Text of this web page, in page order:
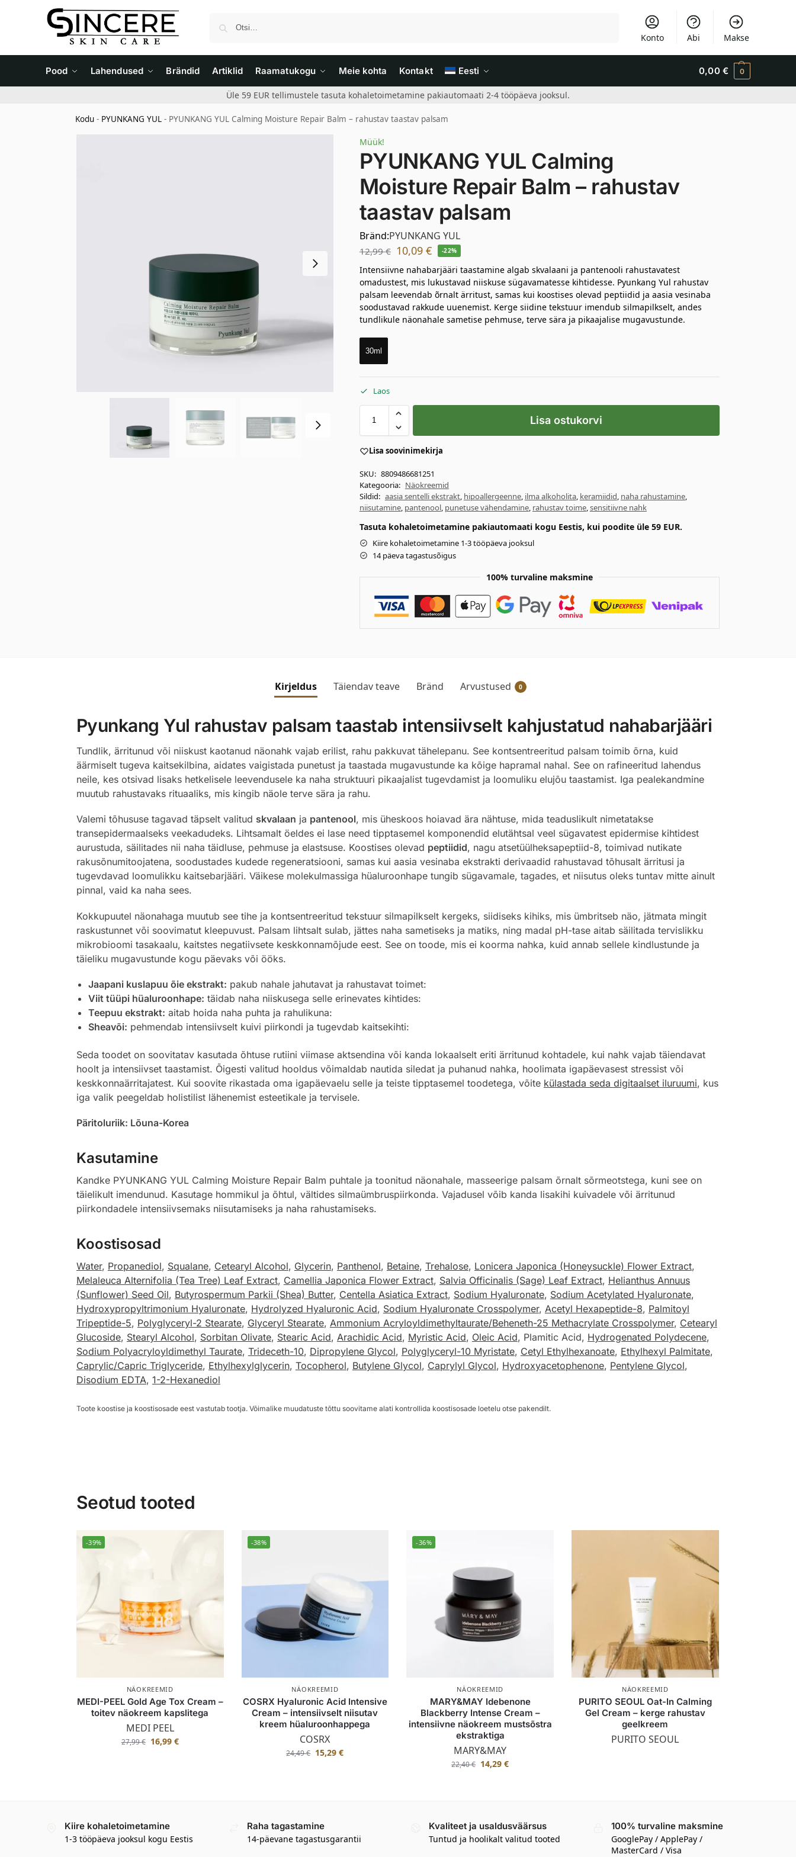
Konto Abi Makse
Pood Lahendused Brändid Artiklid Raamatukogu Meie kohta Kontakt Eesti 0,00 € 0
Üle 59 EUR tellimustele tasuta kohaletoimetamine pakiautomaati 2-4 tööpäeva jooksul.
Kodu - PYUNKANG YUL - PYUNKANG YUL Calming Moisture Repair Balm – rahustav taastav palsam
Müük!
PYUNKANG YUL Calming
Moisture Repair Balm – rahustav
taastav palsam
Bränd:PYUNKANG YUL
12,99€ 10,09 € -22%
Intensiivne nahabarjääri taastamine algab skvalaani ja pantenooli rahustavatest
omadustest, mis lukustavad niiskuse sügavamatesse kihtidesse. Pyunkang Yul rahustav
palsam leevendab õrnalt ärritust, samas kui koostises olevad peptiidid ja aasia vesinaba
soodustavad rakkude uuenemist. Kerge siidine tekstuur imendub silmapilkselt, andes
tundlikule näonahale sametise pehmuse, terve sära ja pikaajalise mugavustunde.
30ml
Laos
Lisa ostukorvi
Lisa soovinimekirja
SKU: 8809486681251
Kategooria: Näokreemid
Sildid: aasia sentelli ekstrakt, hipoallergeenne, ilma alkoholita, keramiidid, naha rahustamine,
niisutamine, pantenool, punetuse vähendamine, rahustav toime,sensitiivne nahk
Tasuta kohaletoimetamine pakiautomaati kogu Eestis, kui poodite üle 59 EUR.
Kiire kohaletoimetamine 1-3 tööpäeva jooksul
14 päeva tagastusõigus
100% turvaline maksmine
Kirjeldus Täiendav teave Bränd Arvustused 0
Pyunkang Yul rahustav palsam taastab intensiivselt kahjustatud nahabarjääri
Tundlik, ärritunud või niiskust kaotanud näonahk vajab erilist, rahu pakkuvat tähelepanu. See kontsentreeritud palsam toimib õrna, kuid
äärmiselt tugeva kaitsekilbina, aidates vaigistada punetust ja taastada mugavustunde ka kõige hapramal nahal. See on rafineeritud lahendus
neile, kes otsivad lisaks hetkelisele leevendusele ka naha struktuuri pikaajalist tugevdamist ja loomuliku elujõu taastamist. Iga pealekandmine
muutub rahustavaks rituaaliks, mis kingib näole terve sära ja rahu.
Valemi tõhususe tagavad täpselt valitud skvalaan ja pantenool, mis üheskoos hoiavad ära nähtuse, mida teaduslikult nimetatakse
transepidermaalseks veekadudeks. Lihtsamalt öeldes ei lase need tipptasemel komponendid elutähtsal veel sügavatest epidermise kihtidest
aurustuda, säilitades nii naha täidluse, pehmuse ja elastsuse. Koostises olevad peptiidid, nagu atsetüülheksapeptiid-8, toimivad nutikate
rakusõnumitoojatena, soodustades kudede regeneratsiooni, samas kui aasia vesinaba ekstrakti derivaadid rahustavad tõhusalt ärritusi ja
tugevdavad loomulikku kaitsebarjääri. Väikese molekulmassiga hüaluroonhape tungib sügavamale, tagades, et niisutus oleks tuntav mitte ainult
pinnal, vaid ka naha sees.
Kokkupuutel näonahaga muutub see tihe ja kontsentreeritud tekstuur silmapilkselt kergeks, siidiseks kihiks, mis ümbritseb näo, jätmata mingit
raskustunnet või soovimatut kleepuvust. Palsam lihtsalt sulab, jättes naha sametiseks ja matiks, ning madal pH-tase aitab säilitada tervislikku
mikrobioomi tasakaalu, kaitstes negatiivsete keskkonnamõjude eest. See on toode, mis ei koorma nahka, kuid annab sellele kindlustunde ja
täieliku mugavustunde kogu päevaks või ööks.
Jaapani kuslapuu õie ekstrakt: pakub nahale jahutavat ja rahustavat toimet:
Viit tüüpi hüaluroonhape: täidab naha niiskusega selle erinevates kihtides:
Teepuu ekstrakt: aitab hoida naha puhta ja rahulikuna:
Sheavõi: pehmendab intensiivselt kuivi piirkondi ja tugevdab kaitsekihti:
Seda toodet on soovitatav kasutada õhtuse rutiini viimase aktsendina või kanda lokaalselt eriti ärritunud kohtadele, kui nahk vajab täiendavat
hoolt ja intensiivset taastamist. Õigesti valitud hooldus võimaldab nautida siledat ja puhanud nahka, hoolimata igapäevasest stressist või
keskkonnaärritajatest. Kui soovite rikastada oma igapäevaelu selle ja teiste tipptasemel toodetega, võite külastada seda digitaalset iluruumi, kus
iga valik peegeldab holistilist lähenemist esteetikale ja tervisele.
Päritoluriik: Lõuna-Korea
Kasutamine
Kandke PYUNKANG YUL Calming Moisture Repair Balm puhtale ja toonitud näonahale, masseerige palsam õrnalt sõrmeotstega, kuni see on
täielikult imendunud. Kasutage hommikul ja õhtul, vältides silmaümbruspiirkonda. Vajadusel võib kanda lisakihi kuivadele või ärritunud
piirkondadele intensiivsemaks niisutamiseks ja naha rahustamiseks.
Koostisosad
Water, Propanediol, Squalane, Cetearyl Alcohol, Glycerin, Panthenol, Betaine, Trehalose, Lonicera Japonica (Honeysuckle) Flower Extract,
Melaleuca Alternifolia (Tea Tree) Leaf Extract, Camellia Japonica Flower Extract, Salvia Officinalis (Sage) Leaf Extract, Helianthus Annuus
(Sunflower) Seed Oil, Butyrospermum Parkii (Shea) Butter, Centella Asiatica Extract, Sodium Hyaluronate, Sodium Acetylated Hyaluronate,
Hydroxypropyltrimonium Hyaluronate, Hydrolyzed Hyaluronic Acid, Sodium Hyaluronate Crosspolymer, Acetyl Hexapeptide-8, Palmitoyl
Tripeptide-5, Polyglyceryl-2 Stearate, Glyceryl Stearate, Ammonium Acryloyldimethyltaurate/Beheneth-25 Methacrylate Crosspolymer, Cetearyl
Glucoside, Stearyl Alcohol, Sorbitan Olivate, Stearic Acid, Arachidic Acid, Myristic Acid, Oleic Acid, Plamitic Acid, Hydrogenated Polydecene,
Sodium Polyacryloyldimethyl Taurate, Trideceth-10, Dipropylene Glycol, Polyglyceryl-10 Myristate, Cetyl Ethylhexanoate, Ethylhexyl Palmitate,
Caprylic/Capric Triglyceride, Ethylhexylglycerin, Tocopherol, Butylene Glycol, Caprylyl Glycol, Hydroxyacetophenone, Pentylene Glycol,
Disodium EDTA, 1-2-Hexanediol
Toote koostise ja koostisosade eest vastutab tootja. Võimalike muudatuste tõttu soovitame alati kontrollida koostisosade loetelu otse pakendilt.
Seotud tooted
-39%
NÄOKREEMID
MEDI-PEEL Gold Age Tox Cream –
toitev näokreem kapslitega
MEDI PEEL
27,99€ 16,99 €
-38%
NÄOKREEMID
COSRX Hyaluronic Acid Intensive
Cream – intensiivselt niisutav
kreem hüaluroonhappega
COSRX
24,49€ 15,29€
-36%
NÄOKREEMID
MARY&MAY Idebenone
Blackberry Intense Cream –
intensiivne näokreem mustsõstra
ekstraktiga
MARY&MAY
22,40€ 14,29€
NÄOKREEMID
PURITO SEOUL Oat-In Calming
Gel Cream – kerge rahustav
geelkreem
PURITO SEOUL
Kiire kohaletoimetamine
1-3 tööpäeva jooksul kogu Eestis
Raha tagastamine
14-päevane tagastusgarantii
Kvaliteet ja usaldusväärsus
Tuntud ja hoolikalt valitud tooted
100% turvaline maksmine
GooglePay / ApplePay /
MasterCard / Visa